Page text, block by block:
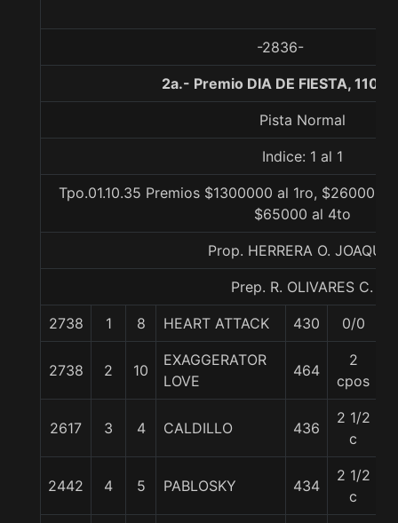
-2836-
2a.- Premio DIA DE FIESTA, 1100
Pista Normal
Indice: 1 al 1
Tpo.01.10.35 Premios $1300000 al 1ro, $260000
$65000 al 4to
Prop. HERRERA O. JOAQUIN
Prep. R. OLIVARES C.
2738 1 8 HEART ATTACK 430 0/0
2738 2 10
EXAGGERATOR
LOVE
464
2
cpos
2617 3 4 CALDILLO 436
2 1/2
c
2442 4 5 PABLOSKY 434
2 1/2
c